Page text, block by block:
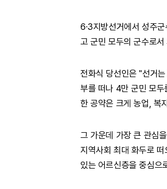
6·3지방선거에서 성주
고 군민 모두의 군수로
전화식 당선인은 "선거
부를 떠나 4만 군민 모두
한 공약은 크게 농업, 복
그 가운데 가장 큰 관심
지역사회 최대 화두로
있는 어르신층을 중심으